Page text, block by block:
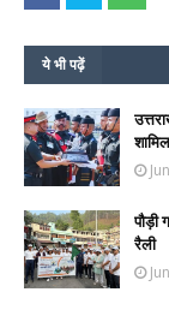
ये भी पढ़ें
शामिल
पौड़ी
रैली